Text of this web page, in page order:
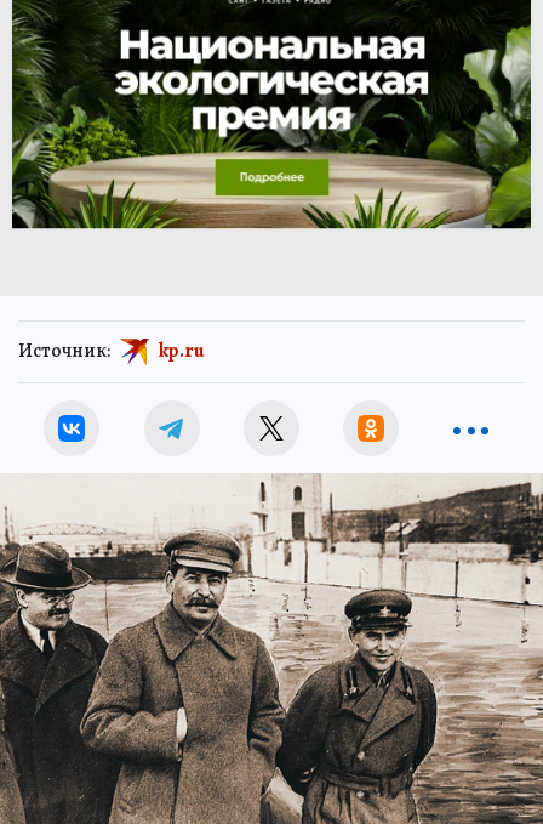
Источник: kp.ru